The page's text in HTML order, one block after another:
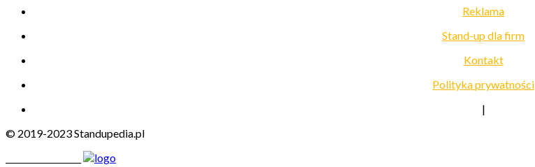
Reklama
Stand-up dla firm
Kontakt
Polityka prywatności
|
© 2019-2023 Standupedia.pl